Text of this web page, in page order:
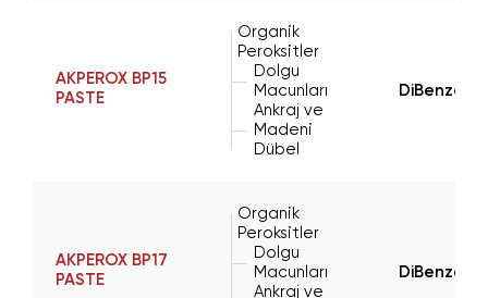
AKPEROX BP15
PASTE
Organik
Peroksitler
Dolgu
Macunları
Ankraj ve
Madeni
Dübel
DiBenzoyl
AKPEROX BP17
PASTE
Organik
Peroksitler
Dolgu
Macunları
Ankraj ve
DiBenzoyl